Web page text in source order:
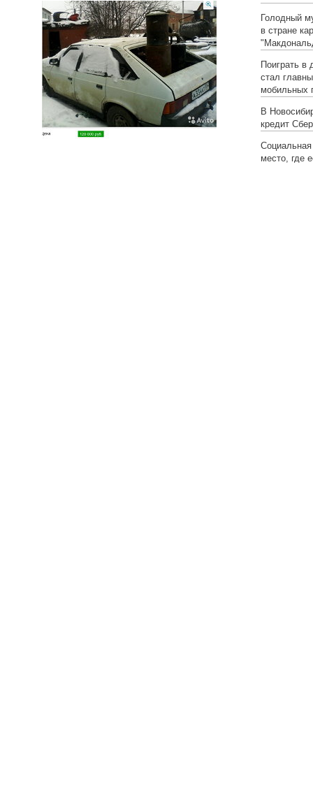
омского
Голодный
в стране
Поиграть в
стал
мобильных
В
кредит
место, где